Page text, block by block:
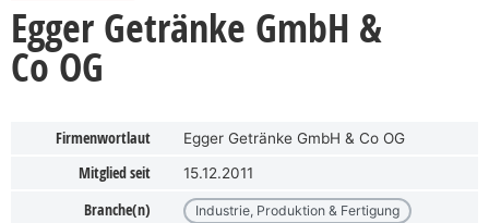
Egger Getränke GmbH &
Co OG
Firmenwortlaut Egger Getränke GmbH & Co OG
Mitglied seit 15.12.2011
Branche(n)
Industrie, Produktion & Fertigung